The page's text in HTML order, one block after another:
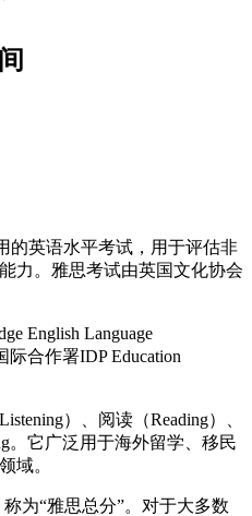
的英语水平考试，用于评估非
力。雅思考试由英国文化协会
English Language
际合作署IDP Education
）、阅读（Reading）、
。它广泛用于海外留学、移民
域。
为“雅思总分”。对于大多数